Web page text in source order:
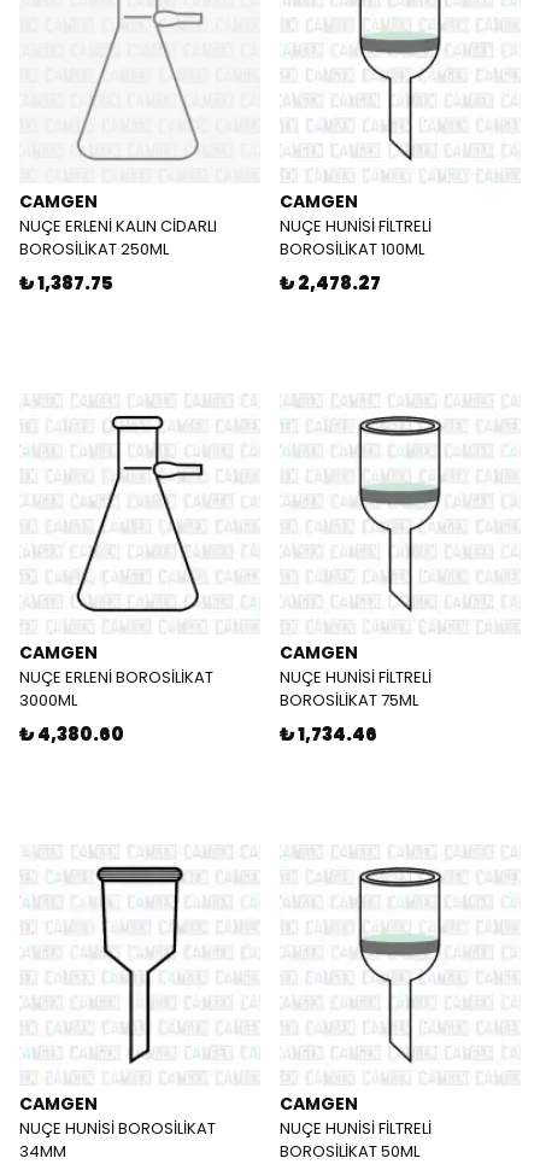
CAMGEN
NUÇE ERLENİ KALIN CİDARLI
BOROSİLİKAT 250ML
₺ 1,387.75
CAMGEN
NUÇE HUNİSİ FİLTRELİ
BOROSİLİKAT 100ML
₺ 2,478.27
CAMGEN
NUÇE ERLENİ BOROSİLİKAT
3000ML
₺ 4,380.60
CAMGEN
NUÇE HUNİSİ FİLTRELİ
BOROSİLİKAT 75ML
₺ 1,734.46
CAMGEN
NUÇE HUNİSİ BOROSİLİKAT
34MM
CAMGEN
NUÇE HUNİSİ FİLTRELİ
BOROSİLİKAT 50ML